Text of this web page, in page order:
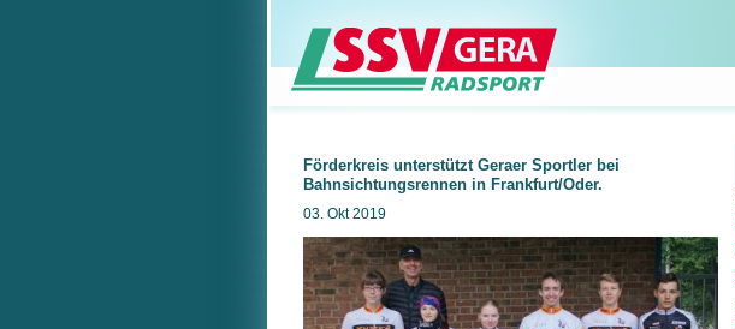
Förderkreis unterstützt Geraer Sportler bei
Bahnsichtungsrennen in Frankfurt/Oder.
03. Okt 2019